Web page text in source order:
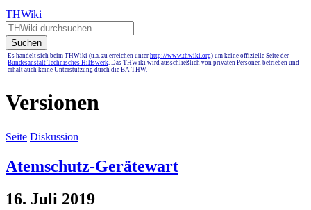
THWiki
Suchen
Es handelt sich beim THWiki (u.a. zu erreichen unter http://www.thwiki.org) um keine offizielle Seite der
Bundesanstalt Technisches Hilfswerk. Das THWiki wird ausschließlich von privaten Personen betrieben und
erhält auch keine Unterstützung durch die BA THW.
Versionen
Seite Diskussion
Atemschutz-Gerätewart
16. Juli 2019